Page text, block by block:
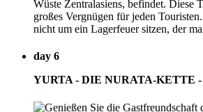
Wüste Zentralasiens, befindet. Diese
großes Vergnügen für jeden
nicht um ein Lagerfeuer sitzen, der
day 6
YURTA - DIE NURATA-KETTE -